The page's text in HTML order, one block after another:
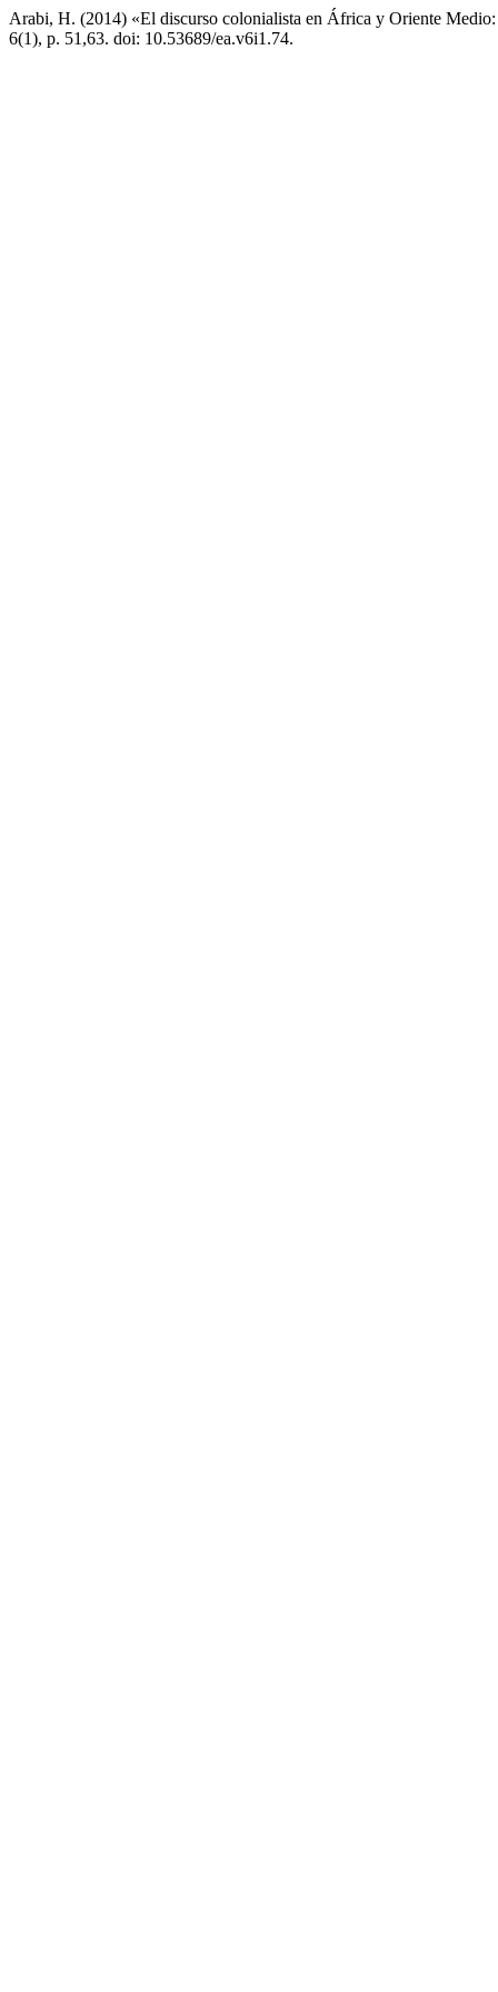
Arabi, H. (2014) «El discurso colonialista en África y Oriente
6(1), p. 51,63. doi: 10.53689/ea.v6i1.74.